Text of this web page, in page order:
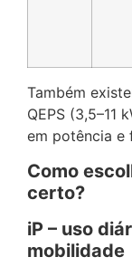
Também
QEPS (3,5–11
em potência e
Como
certo?
iP – uso
mobilidade